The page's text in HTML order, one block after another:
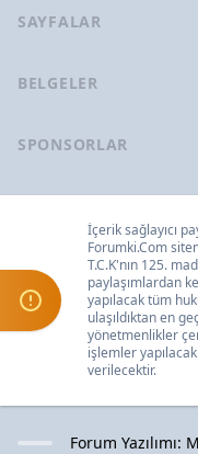
SAYFALAR
BELGELER
SPONSORLAR
İçerik sağlayıcı
Forumki.Com
T.C.K'nın 125.
paylaşımlardan
yapılacak tüm
ulaşıldıktan en
yönetmenlikler
işlemler
verilecektir.
Forum Yazılımı: